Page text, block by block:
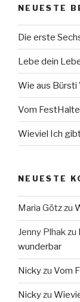
NEUESTE
Die erste
Lebe dein
Wie aus Bürsti
Vom
Wieviel Ich
NEUESTE
Maria Götzzu
Jenny Plhakzu
wunderbar
Nickyzu Vom
Nickyzu